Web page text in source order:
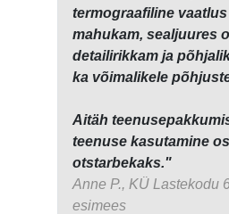
termograafiline
mahukam, sealjuures
detailirikkam ja
ka võimalikele
Aitäh
teenuse kasutamine
otstarbekaks."
Anne P., KÜ Lastekodu
esimees